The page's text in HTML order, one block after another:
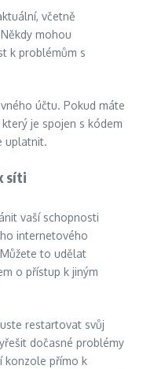
včetně
mohou
k problémům s
účtu. Pokud máte
je spojen s kódem
uplatnit.
síti
vaší schopnosti
internetového
to udělat
o přístup k jiným
restartovat svůj
dočasné problémy
konzole přímo k